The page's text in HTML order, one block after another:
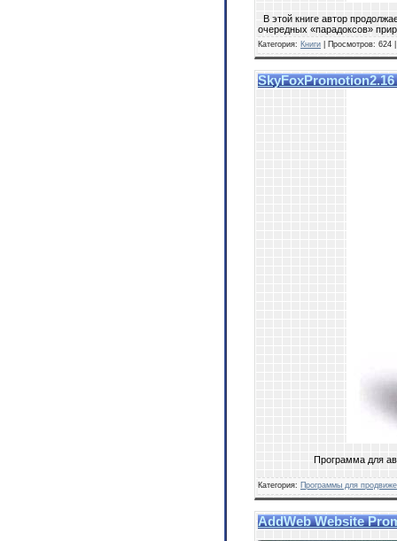
В этой книге автор
очередных «парадоксов»
Категория: Книги | Просмотров: 624
SkyFoxPromotion2.16
Программа для
Категория: Программы для
AddWeb Website